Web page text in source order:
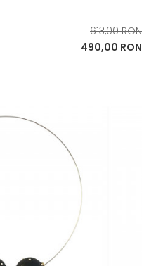
Pret
de
613,00 RON
Pret
490,00 RON